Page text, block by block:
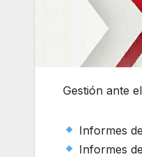
Gestión ante
Informes
Informes